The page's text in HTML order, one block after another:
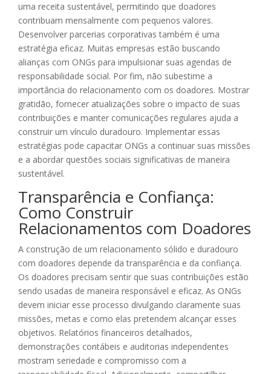
uma receita sustentável, permitindo que doadores
contribuam mensalmente com pequenos valores.
Desenvolver parcerias corporativas também é uma
estratégia eficaz. Muitas empresas estão buscando
alianças com ONGs para impulsionar suas agendas de
responsabilidade social. Por fim, não subestime a
importância do relacionamento com os doadores. Mostrar
gratidão, fornecer atualizações sobre o impacto de suas
contribuições e manter comunicações regulares ajuda a
construir um vínculo duradouro. Implementar essas
estratégias pode capacitar ONGs a continuar suas missões
e a abordar questões sociais significativas de maneira
sustentável.
Transparência e Confiança:
Como Construir
Relacionamentos com Doadores
A construção de um relacionamento sólido e duradouro
com doadores depende da transparência e da confiança.
Os doadores precisam sentir que suas contribuições estão
sendo usadas de maneira responsável e eficaz. As ONGs
devem iniciar esse processo divulgando claramente suas
missões, metas e como elas pretendem alcançar esses
objetivos. Relatórios financeiros detalhados,
demonstrações contábeis e auditorias independentes
mostram seriedade e compromisso com a